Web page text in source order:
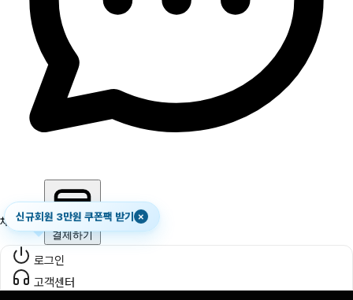
채팅하기
결제하기
로그인
신규회원 3만원 쿠폰팩 받기 ×
고객센터